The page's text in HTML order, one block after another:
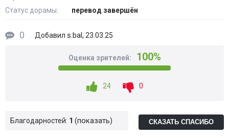
Статус дорамы: перевод завершён
0 Добавил s.bal, 23.03.25
Оценка зрителей: 100%
24 0
Благодарностей: 1 показать СКАЗАТЬ СПАСИБО